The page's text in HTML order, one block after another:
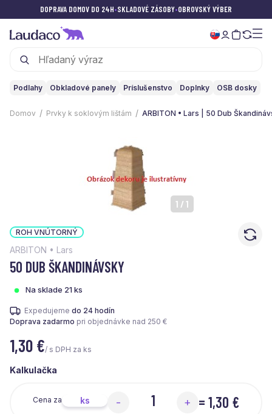
DOPRAVA DOMOV DO 24H•SKLADOVÉ ZÁSOBY•OBROVSKÝ VÝBER
Podlahy Obkladové panely Príslušenstvo Doplnky OSB dosky
Domov Prvky k soklovým lištám ARBITON • Lars | 50 Dub
1 / 1
ROH VNÚTORNÝ
ARBITON • Lars
50 DUB ŠKANDINÁVSKY
Na sklade 21 ks
Expedujeme do 24 hodín
Doprava zadarmo pri objednávke nad 250 €
1,30 €/ s DPH za ks
Kalkulačka
Cena za ks - + = 1,30 €